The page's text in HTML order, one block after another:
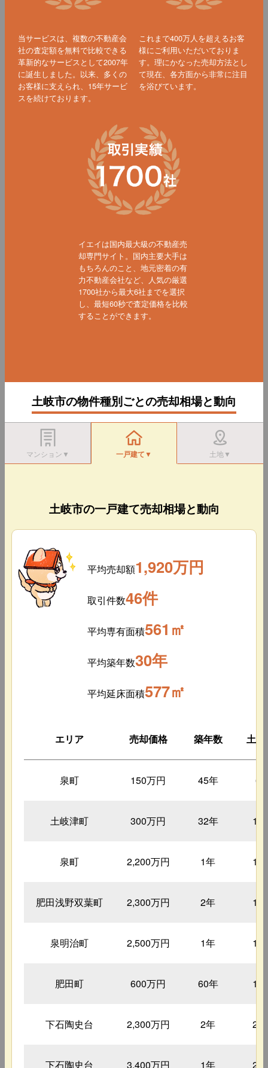
当サービスは、複数の不動産会
社の査定額を無料で比較できる
革新的なサービスとして2007年
に誕生しました。以来、多くの
お客様に支えられ、15年サービ
スを続けております。
これまで400万人を超えるお客
様にご利用いただいておりま
す。理にかなった売却方法とし
て現在、各方面から非常に注目
を浴びています。
イエイは国内最大級の不動産売
却専門サイト。国内主要大手は
もちろんのこと、地元密着の有
力不動産会社など、人気の厳選
1700社から最大6社までを選択
し、最短60秒で査定価格を比較
することができます。
土岐市の物件種別ごとの売却相場と動向
マンション▼ 一戸建て▼ 土地▼
土岐市の一戸建て売却相場と動向
平均売却額1,920万円
取引件数46件
平均専有面積561㎡
平均築年数30年
平均延床面積577㎡
エリア 売却価格 築年数 土
泉町 150万円 45年
土岐津町 300万円 32年
泉町 2,200万円 1年
肥田浅野双葉町 2,300万円 2年
泉明治町 2,500万円 1年
肥田町 600万円 60年
下石陶史台 2,300万円 2年
下石陶史台 3,400万円 1年